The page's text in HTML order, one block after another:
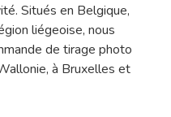
Situés en Belgique,
liégeoise, nous
de tirage photo
à Bruxelles et